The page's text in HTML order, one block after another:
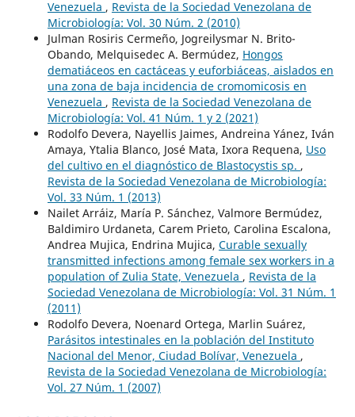
Venezuela , Revista de la Sociedad Venezolana de
Microbiología: Vol. 30 Núm. 2 (2010)
Julman Rosiris Cermeño, Jogreilysmar N. Brito-
Obando, Melquisedec A. Bermúdez, Hongos
dematiáceos en cactáceas y euforbiáceas, aislados en
una zona de baja incidencia de cromomicosis en
Venezuela , Revista de la Sociedad Venezolana de
Microbiología: Vol. 41 Núm. 1 y 2 (2021)
Rodolfo Devera, Nayellis Jaimes, Andreina Yánez, Iván
Amaya, Ytalia Blanco, José Mata, Ixora Requena, Uso
del cultivo en el diagnóstico de Blastocystis sp. ,
Revista de la Sociedad Venezolana de Microbiología:
Vol. 33 Núm. 1 (2013)
Nailet Arráiz, María P. Sánchez, Valmore Bermúdez,
Baldimiro Urdaneta, Carem Prieto, Carolina Escalona,
Andrea Mujica, Endrina Mujica, Curable sexually
transmitted infections among female sex workers in a
population of Zulia State, Venezuela , Revista de la
Sociedad Venezolana de Microbiología: Vol. 31 Núm. 1
(2011)
Rodolfo Devera, Noenard Ortega, Marlin Suárez,
Parásitos intestinales en la población del Instituto
Nacional del Menor, Ciudad Bolívar, Venezuela ,
Revista de la Sociedad Venezolana de Microbiología:
Vol. 27 Núm. 1 (2007)